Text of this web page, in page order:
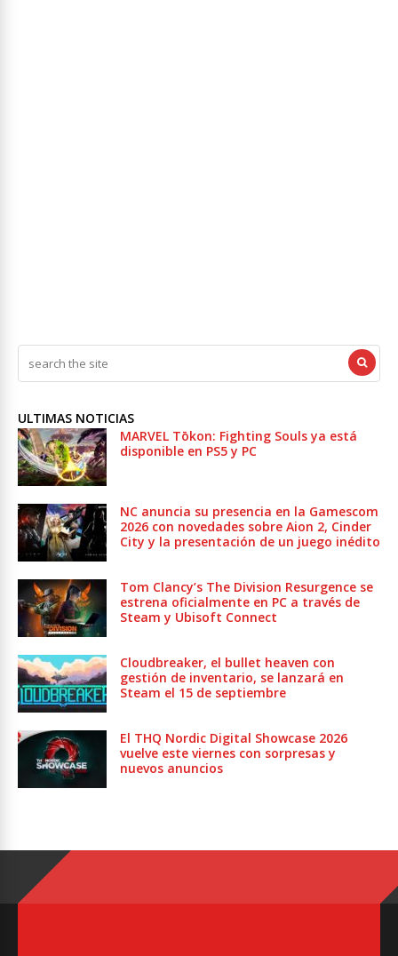
ULTIMAS NOTICIAS
MARVEL Tōkon: Fighting Souls ya está
disponible en PS5 y PC
NC anuncia su presencia en la Gamescom
2026 con novedades sobre Aion 2, Cinder
City y la presentación de un juego inédito
Tom Clancy’s The Division Resurgence se
estrena oficialmente en PC a través de
Steam y Ubisoft Connect
Cloudbreaker, el bullet heaven con
gestión de inventario, se lanzará en
Steam el 15 de septiembre
El THQ Nordic Digital Showcase 2026
vuelve este viernes con sorpresas y
nuevos anuncios